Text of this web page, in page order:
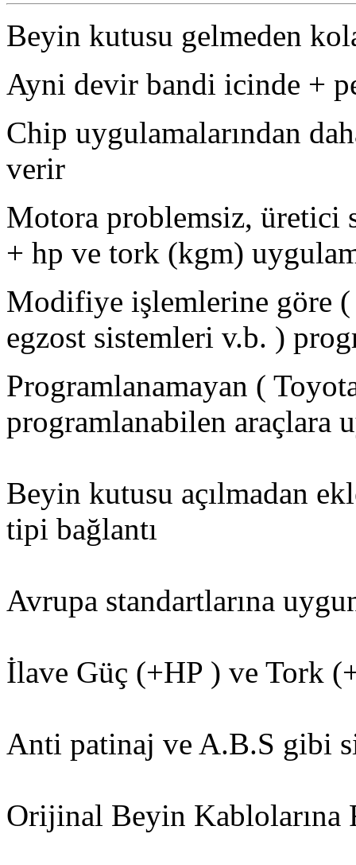
Beyin kutusu gelmeden
Ayni devir bandi icinde +
Chip uygulamalarından
verir
Motora problemsiz, üretici
+ hp ve tork (kgm)
Modifiye işlemlerine göre
egzost sistemleri v.b. )
Programlanamayan (
programlanabilen araçlara
Beyin kutusu açılmadan
tipi bağlantı
Avrupa standartlarına
İlave Güç (+HP ) ve Tork
Anti patinaj ve A.B.S gibi
Orijinal Beyin Kablolarına